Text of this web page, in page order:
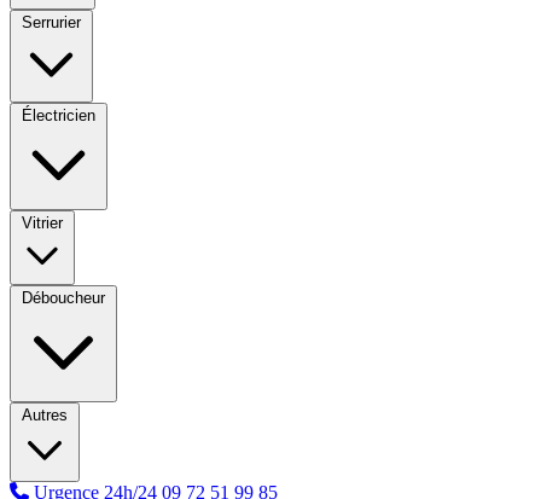
Serrurier
Électricien
Vitrier
Déboucheur
Autres
Urgence 24h/24 09 72 51 99 85